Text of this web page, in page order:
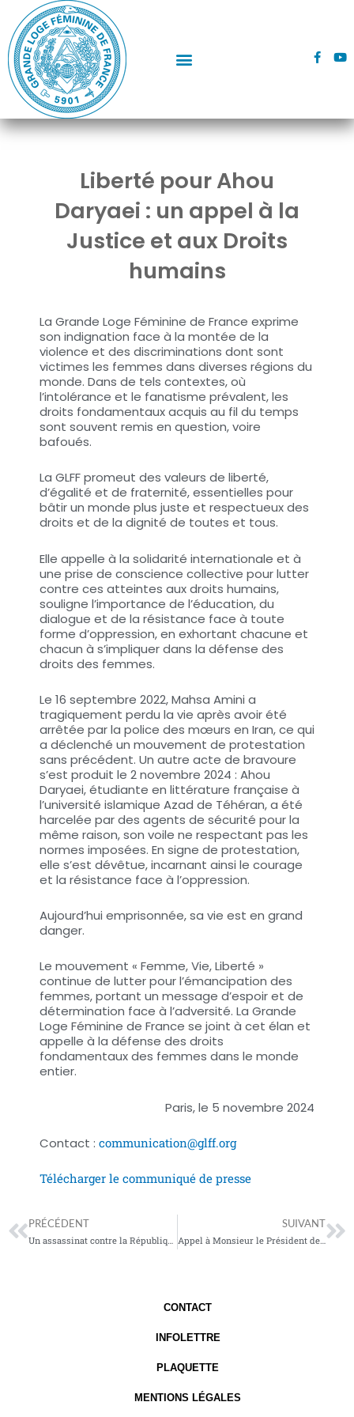
contenu
F
a
o
o
k
Y
b
e
Liberté pour Ahou
Daryaei : un appel à la
Justice et aux Droits
humains
La Grande Loge Féminine de France exprime
son indignation face à la montée de la
violence et des discriminations dont sont
victimes les femmes dans diverses régions du
monde. Dans de tels contextes, où
l’intolérance et le fanatisme prévalent, les
droits fondamentaux acquis au fil du temps
sont souvent remis en question, voire
bafoués.
La GLFF promeut des valeurs de liberté,
d’égalité et de fraternité, essentielles pour
bâtir un monde plus juste et respectueux des
droits et de la dignité de toutes et tous.
Elle appelle à la solidarité internationale et à
une prise de conscience collective pour lutter
contre ces atteintes aux droits humains,
souligne l’importance de l’éducation, du
dialogue et de la résistance face à toute
forme d’oppression, en exhortant chacune et
chacun à s’impliquer dans la défense des
droits des femmes.
Le 16 septembre 2022, Mahsa Amini a
tragiquement perdu la vie après avoir été
arrêtée par la police des mœurs en Iran, ce qui
a déclenché un mouvement de protestation
sans précédent. Un autre acte de bravoure
s’est produit le 2 novembre 2024 : Ahou
Daryaei, étudiante en littérature française à
l’université islamique Azad de Téhéran, a été
harcelée par des agents de sécurité pour la
même raison, son voile ne respectant pas les
normes imposées. En signe de protestation,
elle s’est dévêtue, incarnant ainsi le courage
et la résistance face à l’oppression.
Aujourd’hui emprisonnée, sa vie est en grand
danger.
Le mouvement « Femme, Vie, Liberté »
continue de lutter pour l’émancipation des
femmes, portant un message d’espoir et de
détermination face à l’adversité. La Grande
Loge Féminine de France se joint à cet élan et
appelle à la défense des droits
fondamentaux des femmes dans le monde
entier.
Paris, le 5 novembre 2024
Contact : communication@glff.org
Télécharger le communiqué de presse
Précédent
PRÉCÉDENT
Un assassinat contre la République
SUIVANT
Appel à Monsieur le Président de la République, Appel à tous les élus, toutes les élues, Appel à toutes les forces de progrès.
CONTACT
INFOLETTRE
PLAQUETTE
MENTIONS LÉGALES